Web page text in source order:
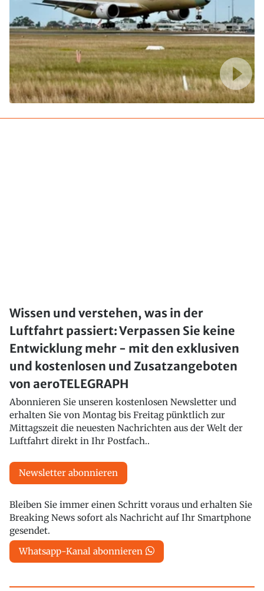
Wissen und verstehen, was in der
Luftfahrt passiert: Verpassen Sie keine
Entwicklung mehr - mit den exklusiven
und kostenlosen und Zusatzangeboten
von aeroTELEGRAPH
Abonnieren Sie unseren kostenlosen Newsletter und
erhalten Sie von Montag bis Freitag pünktlich zur
Mittagszeit die neuesten Nachrichten aus der Welt der
Luftfahrt direkt in Ihr Postfach..
Newsletter abonnieren
Bleiben Sie immer einen Schritt voraus und erhalten Sie
Breaking News sofort als Nachricht auf Ihr Smartphone
gesendet.
Whatsapp-Kanal abonnieren